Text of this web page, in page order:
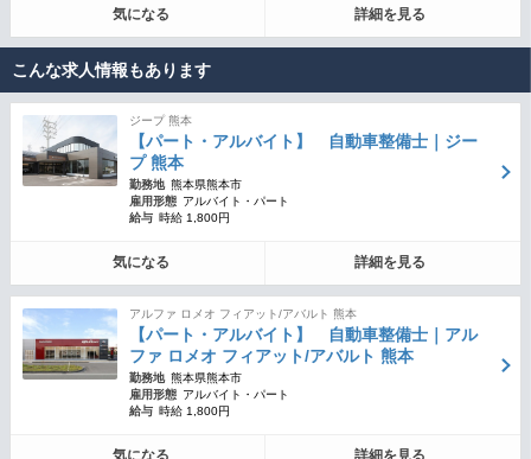
気になる 詳細を見る
こんな求人情報もあります
ジープ 熊本
【パート・アルバイト】 自動車整備士｜ジー
プ 熊本
勤務地 熊本県熊本市
雇用形態 アルバイト・パート
給与 時給 1,800円
気になる 詳細を見る
アルファ ロメオ フィアット/アバルト 熊本
【パート・アルバイト】 自動車整備士｜アル
ファ ロメオ フィアット/アバルト 熊本
勤務地 熊本県熊本市
雇用形態 アルバイト・パート
給与 時給 1,800円
気になる 詳細を見る